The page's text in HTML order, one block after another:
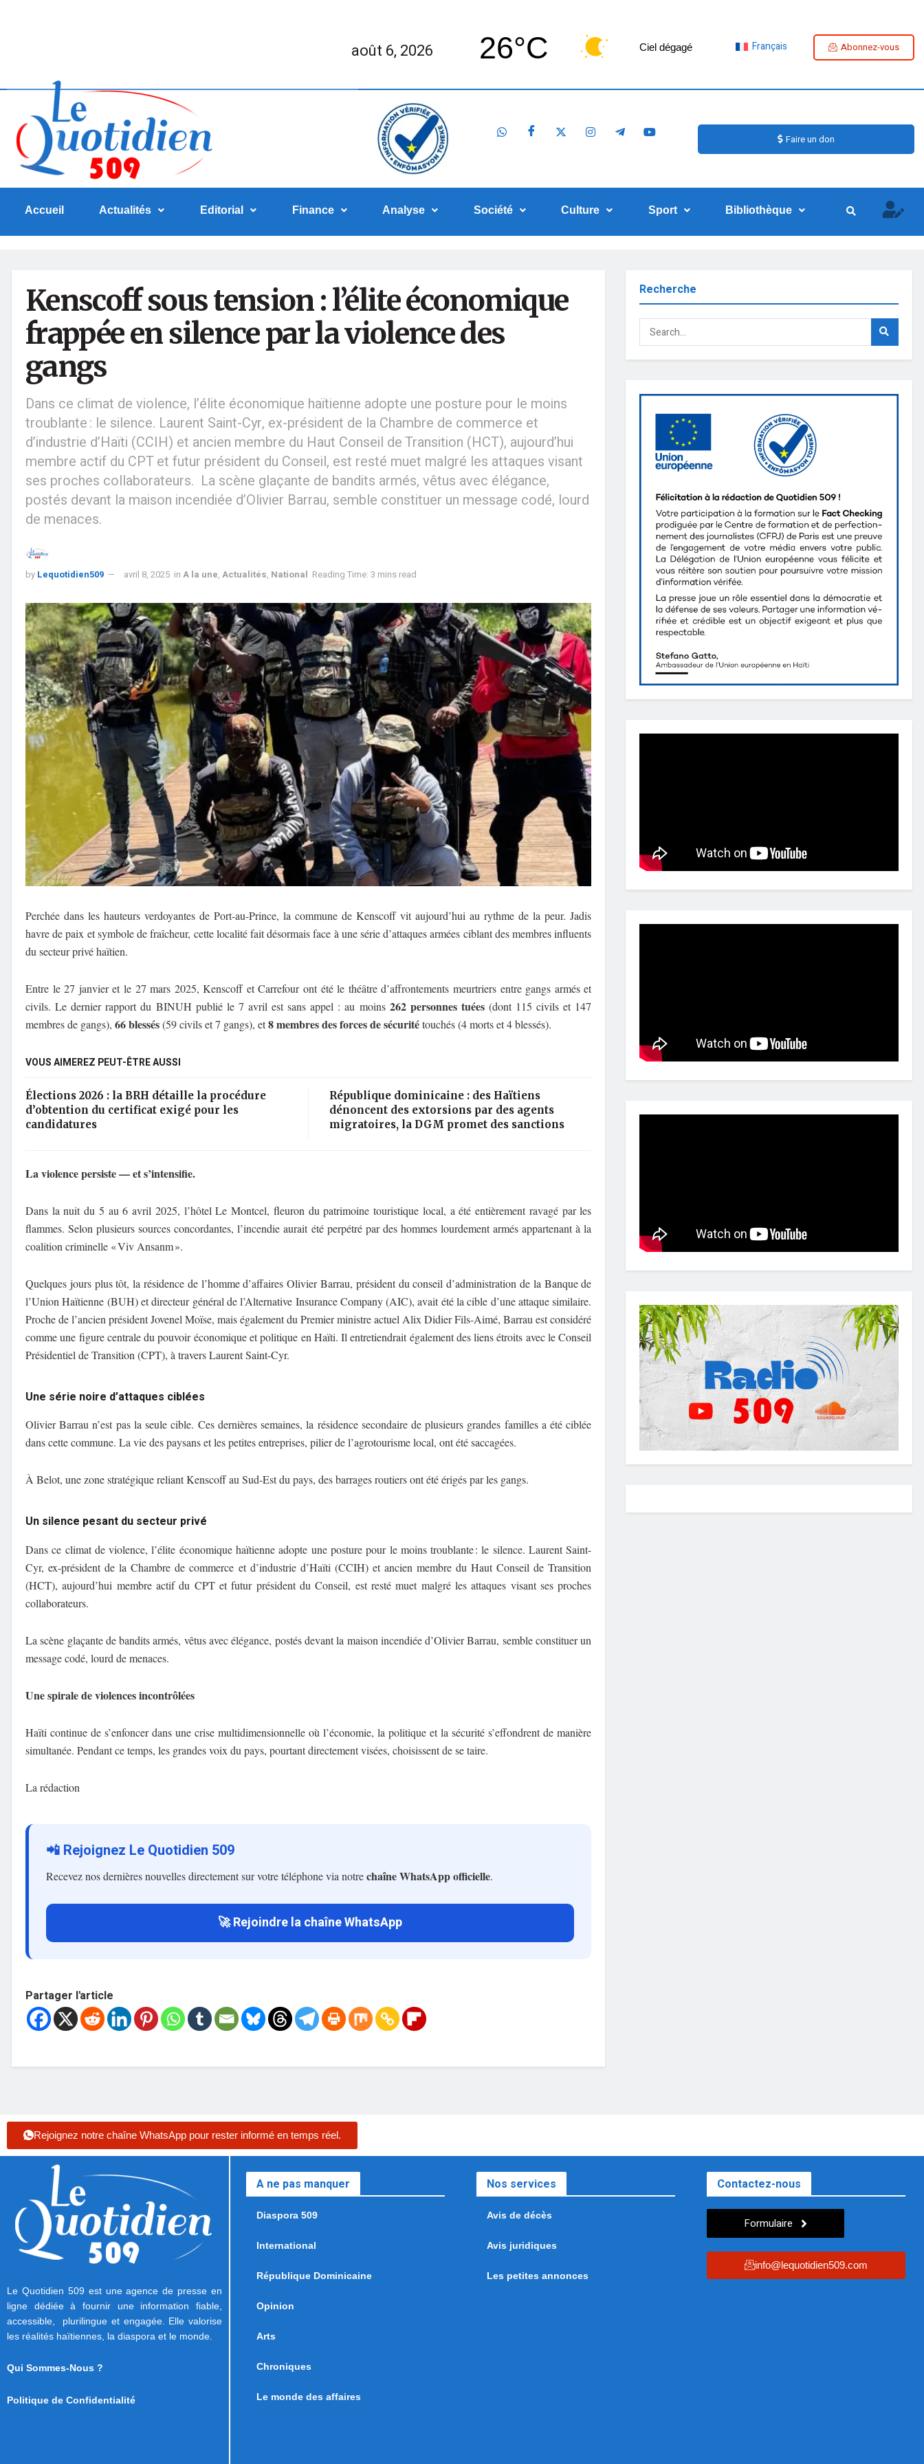
août 6, 2026 26°C Ciel dégagé Français Abonnez-vous
Faire un don
Accueil Actualités Editorial Finance Analyse Société Culture Sport Bibliothèque
Kenscoff sous tension : l’élite économique
frappée en silence par la violence des
gangs
Dans ce climat de violence, l’élite économique haïtienne adopte une posture pour le moins
troublante : le silence. Laurent Saint-Cyr, ex-président de la Chambre de commerce et
d’industrie d’Haïti (CCIH) et ancien membre du Haut Conseil de Transition (HCT), aujourd’hui
membre actif du CPT et futur président du Conseil, est resté muet malgré les attaques visant
ses proches collaborateurs. La scène glaçante de bandits armés, vêtus avec élégance,
postés devant la maison incendiée d’Olivier Barrau, semble constituer un message codé, lourd
de menaces.
by Lequotidien509 avril 8, 2025 in A la une, Actualités, National Reading Time: 3 mins read
Perchée dans les hauteurs verdoyantes de Port-au-Prince, la commune de Kenscoff vit aujourd’hui au rythme de la peur. Jadis
havre de paix et symbole de fraîcheur, cette localité fait désormais face à une série d’attaques armées ciblant des membres influents
du secteur privé haïtien.
Entre le 27 janvier et le 27 mars 2025, Kenscoff et Carrefour ont été le théâtre d’affrontements meurtriers entre gangs armés et
civils. Le dernier rapport du BINUH publié le 7 avril est sans appel : au moins 262 personnes tuées(dont 115 civils et 147
membres de gangs), 66 blessés(59 civils et 7 gangs), et8 membres des forces de sécuritétouchés (4 morts et 4 blessés).
VOUS AIMEREZ PEUT-ÊTRE AUSSI
Élections 2026 : la BRH détaille la procédure
d’obtention du certificat exigé pour les
candidatures
République dominicaine : des Haïtiens
dénoncent des extorsions par des agents
migratoires, la DGM promet des sanctions
La violence persiste — et s’intensifie.
Dans la nuit du 5 au 6 avril 2025, l’hôtel Le Montcel, fleuron du patrimoine touristique local, a été entièrement ravagé par les
flammes. Selon plusieurs sources concordantes, l’incendie aurait été perpétré par des hommes lourdement armés appartenant à la
coalition criminelle « Viv Ansanm ».
Quelques jours plus tôt, la résidence de l’homme d’affaires Olivier Barrau, président du conseil d’administration de la Banque de
l’Union Haïtienne (BUH) et directeur général de l’Alternative Insurance Company (AIC), avait été la cible d’une attaque similaire.
Proche de l’ancien président Jovenel Moïse, mais également du Premier ministre actuel Alix Didier Fils-Aimé, Barrau est considéré
comme une figure centrale du pouvoir économique et politique en Haïti. Il entretiendrait également des liens étroits avec le Conseil
Présidentiel de Transition (CPT), à travers Laurent Saint-Cyr.
Une série noire d’attaques ciblées
Olivier Barrau n’est pas la seule cible. Ces dernières semaines, la résidence secondaire de plusieurs grandes familles a été ciblée
dans cette commune. La vie des paysans et les petites entreprises, pilier de l’agrotourisme local, ont été saccagées.
À Belot, une zone stratégique reliant Kenscoff au Sud-Est du pays, des barrages routiers ont été érigés par les gangs.
Un silence pesant du secteur privé
Dans ce climat de violence, l’élite économique haïtienne adopte une posture pour le moins troublante : le silence. Laurent Saint-
Cyr, ex-président de la Chambre de commerce et d’industrie d’Haïti (CCIH) et ancien membre du Haut Conseil de Transition
(HCT), aujourd’hui membre actif du CPT et futur président du Conseil, est resté muet malgré les attaques visant ses proches
collaborateurs.
La scène glaçante de bandits armés, vêtus avec élégance, postés devant la maison incendiée d’Olivier Barrau, semble constituer un
message codé, lourd de menaces.
Une spirale de violences incontrôlées
Haïti continue de s’enfoncer dans une crise multidimensionnelle où l’économie, la politique et la sécurité s’effondrent de manière
simultanée. Pendant ce temps, les grandes voix du pays, pourtant directement visées, choisissent de se taire.
La rédaction
📲 Rejoignez Le Quotidien 509
Recevez nos dernières nouvelles directement sur votre téléphone via notrechaîne WhatsApp officielle.
🚀 Rejoindre la chaîne WhatsApp
Partager l'article
Recherche
Rejoignez notre chaîne WhatsApp pour rester informé en temps réel.
Le Quotidien 509 est une agence de presse en
ligne dédiée à fournir une information fiable,
accessible, plurilingue et engagée. Elle valorise
les réalités haïtiennes, la diaspora et le monde.
Qui Sommes-Nous ?
Politique de Confidentialité
A ne pas manquer
Diaspora 509
International
République Dominicaine
Opinion
Arts
Chroniques
Le monde des affaires
Nos services
Avis de décès
Avis juridiques
Les petites annonces
Contactez-nous
Formulaire
info@lequotidien509.com